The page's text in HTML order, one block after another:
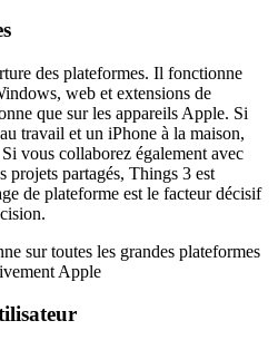
des plateformes. Il fonctionne
web et extensions de
que sur les appareils Apple. Si
travail et un iPhone à la maison,
vous collaborez également avec
projets partagés, Things 3 est
de plateforme est le facteur décisif
sur toutes les grandes plateformes
Apple